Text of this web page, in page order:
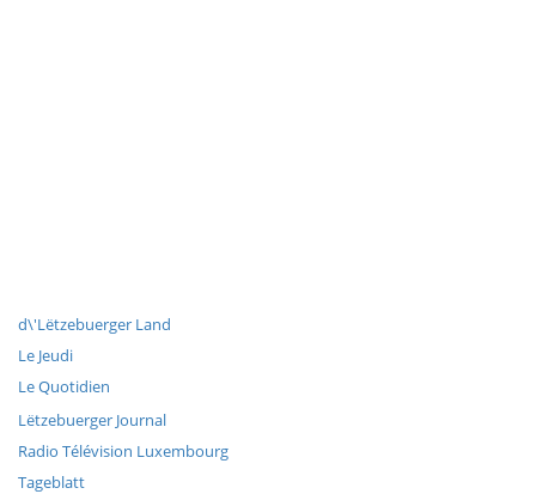
d\'Lëtzebuerger Land
Le Jeudi
Le Quotidien
Lëtzebuerger Journal
Radio Télévision Luxembourg
Tageblatt